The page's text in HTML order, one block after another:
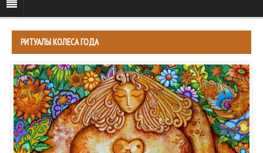
РИТУАЛЫ КОЛЕСА ГОДА